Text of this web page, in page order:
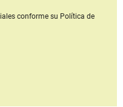
conforme su Política de